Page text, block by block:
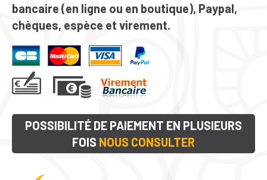
bancaire (en ligne ou en boutique), Paypal,
chèques, espèce et virement.
POSSIBILITÉ DE PAIEMENT EN PLUSIEURS
FOIS NOUS CONSULTER